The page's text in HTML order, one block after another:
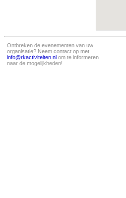
Ontbreken de evenementen van uw
organisatie? Neem contact op met
info@rkactiviteiten.nl om te informeren
naar de mogelijkheden!